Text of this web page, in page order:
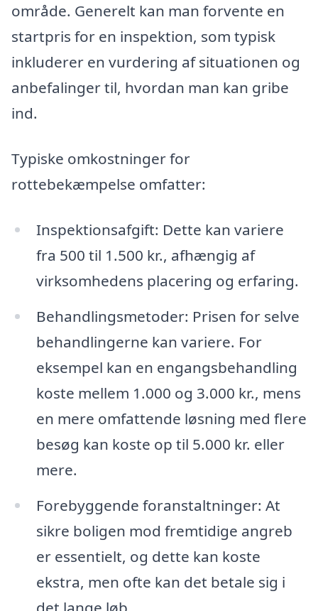
område. Generelt kan man forvente en
startpris for en inspektion, som typisk
inkluderer en vurdering af situationen og
anbefalinger til, hvordan man kan gribe
ind.
Typiske omkostninger for
rottebekæmpelse omfatter:
Inspektionsafgift: Dette kan variere
fra 500 til 1.500 kr., afhængig af
virksomhedens placering og erfaring.
Behandlingsmetoder: Prisen for selve
behandlingerne kan variere. For
eksempel kan en engangsbehandling
koste mellem 1.000 og 3.000 kr., mens
en mere omfattende løsning med flere
besøg kan koste op til 5.000 kr. eller
mere.
Forebyggende foranstaltninger: At
sikre boligen mod fremtidige angreb
er essentielt, og dette kan koste
ekstra, men ofte kan det betale sig i